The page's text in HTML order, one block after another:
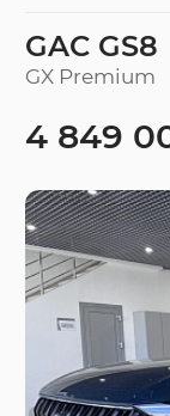
GAC GS8
GX Premium
4 849